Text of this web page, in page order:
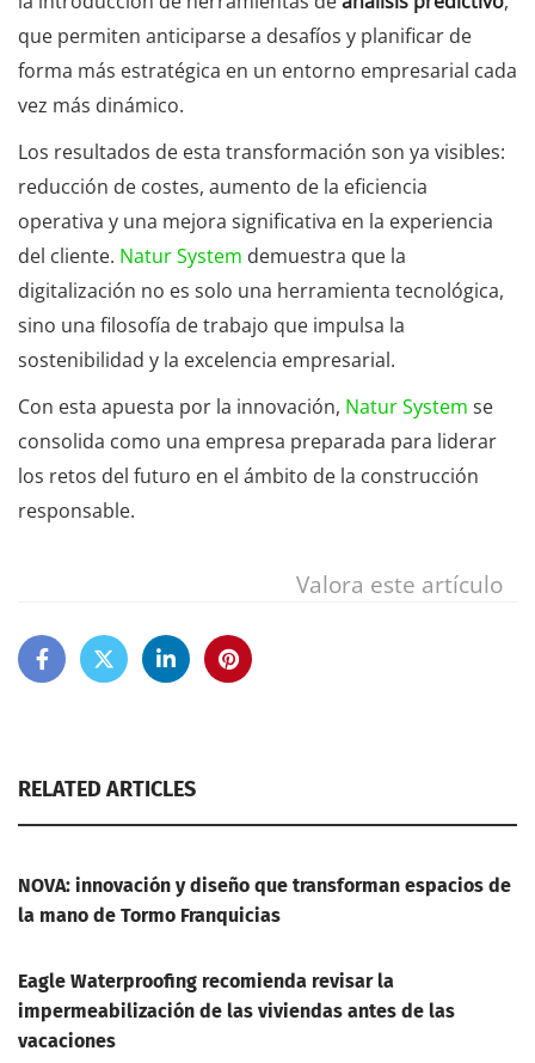
que permiten anticiparse a desafíos y planificar de
forma más estratégica en un entorno empresarial cada
vez más dinámico.
Los resultados de esta transformación son ya visibles:
reducción de costes, aumento de la eficiencia
operativa y una mejora significativa en la experiencia
del cliente. Natur System demuestra que la
digitalización no es solo una herramienta tecnológica,
sino una filosofía de trabajo que impulsa la
sostenibilidad y la excelencia empresarial.
Con esta apuesta por la innovación, Natur System se
consolida como una empresa preparada para liderar
los retos del futuro en el ámbito de la construcción
responsable.
Valora este artículo
RELATED ARTICLES
NOVA: innovación y diseño que transforman espacios de
la mano de Tormo Franquicias
Eagle Waterproofing recomienda revisar la
impermeabilización de las viviendas antes de las
vacaciones